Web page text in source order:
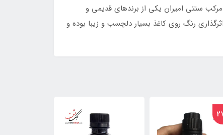
مرکب سنتی امیران یکی از برندهای قدیمی و
رنگ روی کاغذ بسیار دلچسب و زیبا بوده و